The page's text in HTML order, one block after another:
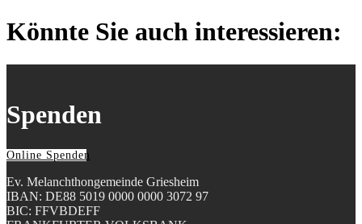
Könnte Sie auch interessieren:
Spenden
Online Spenden
Ev. Melanchthongemeinde Griesheim
IBAN: DE88 5019 0000 0000 3072 97
BIC: FFVBDEFF